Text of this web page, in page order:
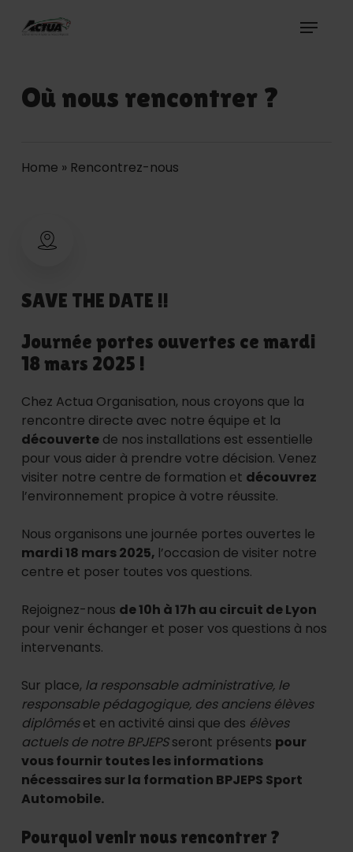
Menu
Où nous rencontrer ?
Home » Rencontrez-nous
SAVE THE DATE !!
Journée portes ouvertes ce mardi
18 mars 2025 !
Chez Actua Organisation, nous croyons que la
rencontre directe avec notre équipe et la
découvertede nos installations est essentielle
pour vous aider à prendre votre décision. Venez
visiter notre centre de formation et découvrez
l’environnement propice à votre réussite.
Nous organisons une journée portes ouvertes le
mardi 18 mars 2025, l’occasion de visiter notre
centre et poser toutes vos questions.
Rejoignez-nous de 10h à 17h au circuit de Lyon
pour venir échanger et poser vos questions à nos
intervenants.
Sur place, la responsable administrative, le
responsable pédagogique, des anciens élèves
diplôméset en activité ainsi que des élèves
actuels de notre BPJEPSseront présents pour
vous fournir toutes les informations
nécessaires sur la formation BPJEPS Sport
Automobile.
Pourquoi venir nous rencontrer ?